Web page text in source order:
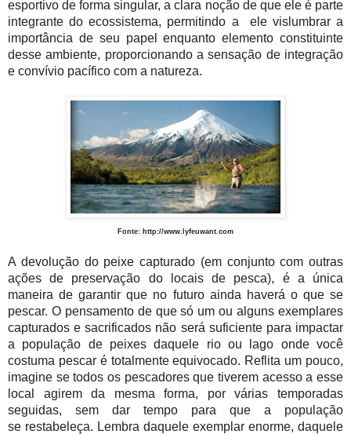
esportivo de forma singular, a clara noção de que ele é parte
integrante do ecossistema, permitindo a ele vislumbrar a
importância de seu papel enquanto elemento constituinte
desse ambiente, proporcionando a sensação de integração
e convívio pacífico com a natureza.
Fonte: http://www.lyfeuwant.com
A devolução do peixe capturado (em conjunto com outras
ações de preservação do locais de pesca), é a única
maneira de garantir que no futuro ainda haverá o que se
pescar. O pensamento de que só um ou alguns exemplares
capturados e sacrificados não será suficiente para impactar
a população de peixes daquele rio ou lago onde você
costuma pescar é totalmente equivocado. Reflita um pouco,
imagine se todos os pescadores que tiverem acesso a esse
local agirem da mesma forma, por várias temporadas
seguidas, sem dar tempo para que a população
se restabeleça. Lembra daquele exemplar enorme, daquele